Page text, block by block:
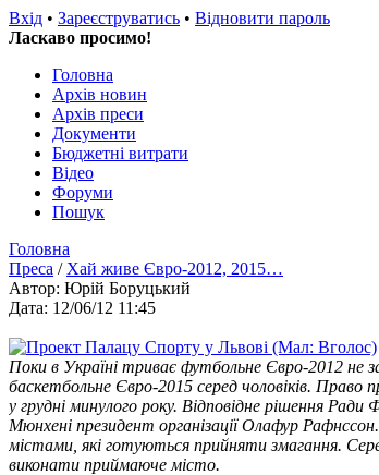
Вхід • Зареєструватись • Відновити пароль
Ласкаво просимо!
Головна
Архів новин
Архів преси
Документи
Бюджетні витрати
Відео
Форуми
Пошук
Головна
Преса / Хай живе Євро-2012, 2015…
Автор: Юрій Боруцький
Дата: 12/06/12 11:45
Поки в Україні триває футбольне Євро-2012 не
баскетбольне Євро-2015 серед чоловіків.
у грудні минулого року. Відповідне рішення
Мюнхені президент організації Олафур
містами, які готуються прийняти змагання.
виконати приймаюче місто.